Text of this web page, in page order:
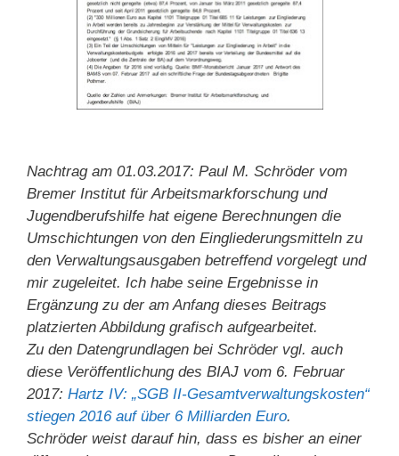
Nachtrag am 01.03.2017: Paul M. Schröder vom
Bremer Institut für Arbeitsmarkforschung und
Jugendberufshilfe hat eigene Berechnungen die
Umschichtungen von den Eingliederungsmitteln zu
den Verwaltungsausgaben betreffend vorgelegt und
mir zugeleitet. Ich habe seine Ergebnisse in
Ergänzung zu der am Anfang dieses Beitrags
platzierten Abbildung grafisch aufgearbeitet.
Zu den Datengrundlagen bei Schröder vgl. auch
diese Veröffentlichung des BIAJ vom 6. Februar
2017: Hartz IV: „SGB II-Gesamtverwaltungskosten“
stiegen 2016 auf über 6 Milliarden Euro.
Schröder weist darauf hin, dass es bisher an einer